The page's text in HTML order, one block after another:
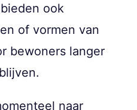
ook
of vormen van
bewoners langer
naar